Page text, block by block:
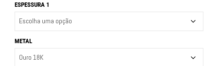
ESPESSURA 1
METAL